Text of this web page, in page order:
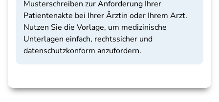
Musterschreiben zur Anforderung Ihrer
Patientenakte bei Ihrer Ärztin oder Ihrem Arzt.
Nutzen Sie die Vorlage, um medizinische
Unterlagen einfach, rechtssicher und
datenschutzkonform anzufordern.